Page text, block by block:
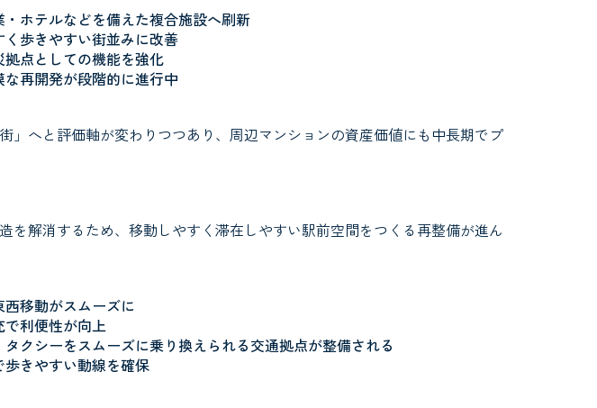
ホテルなどを備えた複合施設へ刷新
歩きやすい街並みに改善
点としての機能を強化
な再開発が段階的に進行中
」へと評価軸が変わりつつあり、周辺マンションの資産価値にも中長期でプ
を解消するため、移動しやすく滞在しやすい駅前空間をつくる再整備が進ん
移動がスムーズに
利便性が向上
クシーをスムーズに乗り換えられる交通拠点が整備される
きやすい動線を確保